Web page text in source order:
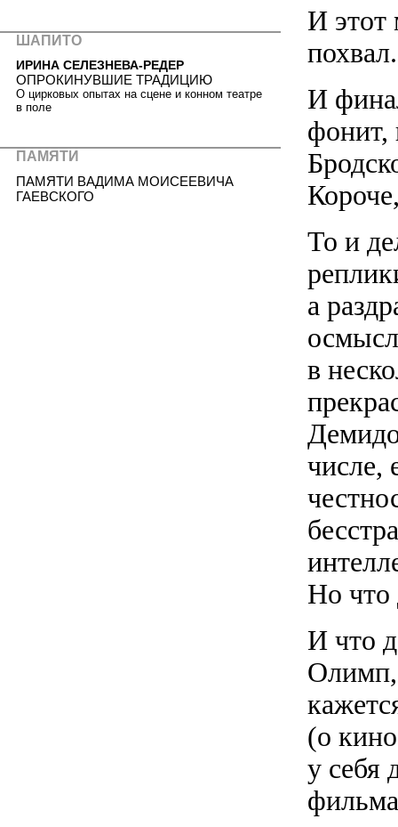
И этот
похвал.
И
фонит,
То и
а
в
числе,
Но что
И что
Олимп,
(о
у себя
ШАПИТО
ИРИНА СЕЛЕЗНЕВА-РЕДЕР
ОПРОКИНУВШИЕ ТРАДИЦИЮ
О цирковых опытах на сцене и конном театре
в поле
ПАМЯТИ
ПАМЯТИ ВАДИМА МОИСЕЕВИЧА
ГАЕВСКОГО